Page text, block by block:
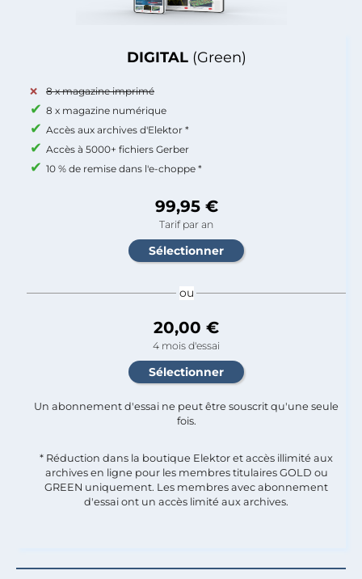
DIGITAL (Green)
8 x magazine imprimé
8 x magazine numérique
Accès aux archives d'Elektor *
Accès à 5000+ fichiers Gerber
10 % de remise dans l'e-choppe *
99,95 €
Tarif par an
ou
20,00 €
4 mois d'essai
Un abonnement d'essai ne peut être souscrit qu'une seule
fois.​
* Réduction dans la boutique Elektor et accès illimité aux
archives en ligne pour les membres titulaires GOLD ou
GREEN uniquement. Les membres avec abonnement
d'essai ont un accès limité aux archives.